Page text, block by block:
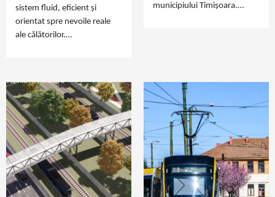
sistem fluid, eficient și
orientat spre nevoile reale
ale călătorilor.…
municipiului Timișoara.…